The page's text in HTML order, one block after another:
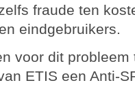
fraude ten
eindgebruikers.
voor dit
ETIS een Anti-